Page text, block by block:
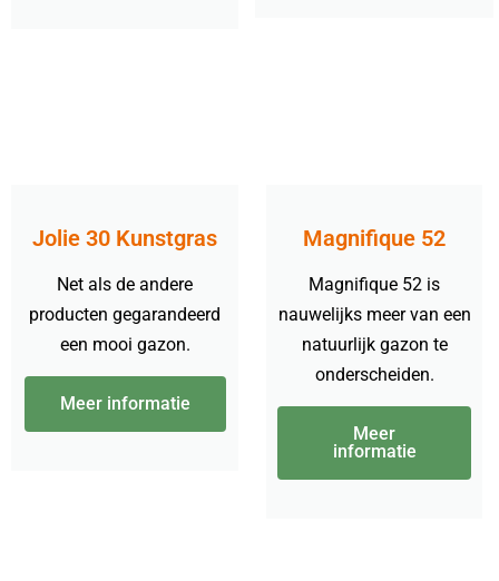
Jolie 30 Kunstgras
Net als de andere
producten gegarandeerd
een mooi gazon.
Meer informatie
Magnifique 52
Magnifique 52 is
nauwelijks meer van een
natuurlijk gazon te
onderscheiden.
Meer
informatie